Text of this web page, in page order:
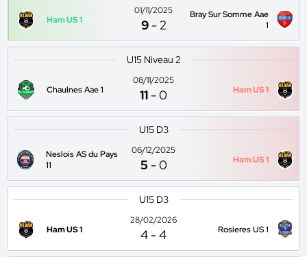
Ham US 1
01/11/2025
9 -2
Bray Sur Somme Aae
1
U15 Niveau 2
Chaulnes Aae 1
08/11/2025
11 -0 Ham US 1
U15 D3
Neslois AS du Pays
11
06/12/2025
5 -0 Ham US 1
U15 D3
Ham US 1
28/02/2026
4 -4 Rosieres US 1